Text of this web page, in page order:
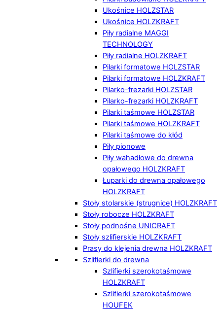
Ukośnice HOLZSTAR
Ukośnice HOLZKRAFT
Piły radialne MAGGI
TECHNOLOGY
Piły radialne HOLZKRAFT
Pilarki formatowe HOLZSTAR
Pilarki formatowe HOLZKRAFT
Pilarko-frezarki HOLZSTAR
Pilarko-frezarki HOLZKRAFT
Pilarki taśmowe HOLZSTAR
Pilarki taśmowe HOLZKRAFT
Pilarki taśmowe do kłód
Piły pionowe
Piły wahadłowe do drewna
opałowego HOLZKRAFT
Łuparki do drewna opałowego
HOLZKRAFT
Stoły stolarskie (strugnice) HOLZKRAFT
Stoły robocze HOLZKRAFT
Stoły podnośne UNICRAFT
Stoły szlifierskie HOLZKRAFT
Prasy do klejenia drewna HOLZKRAFT
Szlifierki do drewna
Szlifierki szerokotaśmowe
HOLZKRAFT
Szlifierki szerokotaśmowe
HOUFEK